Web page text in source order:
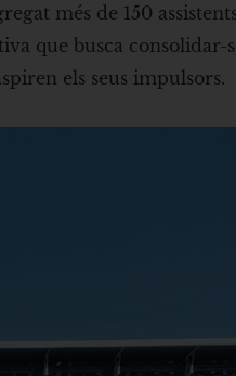
més de 150
que busca consolidar-
els seus impulsors.